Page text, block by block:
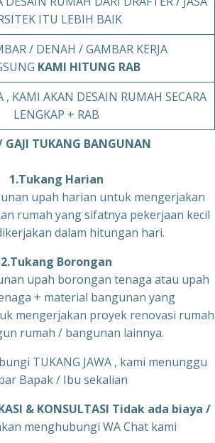
ITU LEBIH BAIK
/ DENAH / GAMBAR KERJA
KAMI HITUNG RAB
, KAMI AKAN DESAIN RUMAH SECARA
LENGKAP + RAB
GAJI TUKANG BANGUNAN
1.Tukang Harian
upah harian untuk mengerjakan
rumah yang sifatnya pekerjaan kecil
dalam hitungan hari.
2.Tukang Borongan
upah borongan tenaga atau upah
+ material bangunan yang
mengerjakan proyek renovasi rumah
rumah / bangunan lainnya.
TUKANG JAWA , kami menunggu
Bapak / Ibu sekalian
& KONSULTASI Tidak ada biaya /
menghubungi WA Chat kami